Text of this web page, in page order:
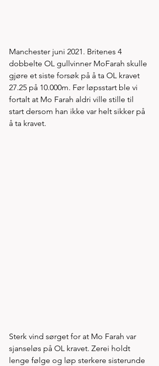
Manchester juni 2021. Britenes 4
dobbelte OL gullvinner MoFarah skulle
gjøre et siste forsøk på å ta OL kravet
27.25 på 10.000m. Før løpsstart ble vi
fortalt at Mo Farah aldri ville stille til
start dersom han ikke var helt sikker på
å ta kravet.
Sterk vind sørget for at Mo Farah var
sjanseløs på OL kravet. Zerei holdt
lenge følge og løp sterkere sisterunde